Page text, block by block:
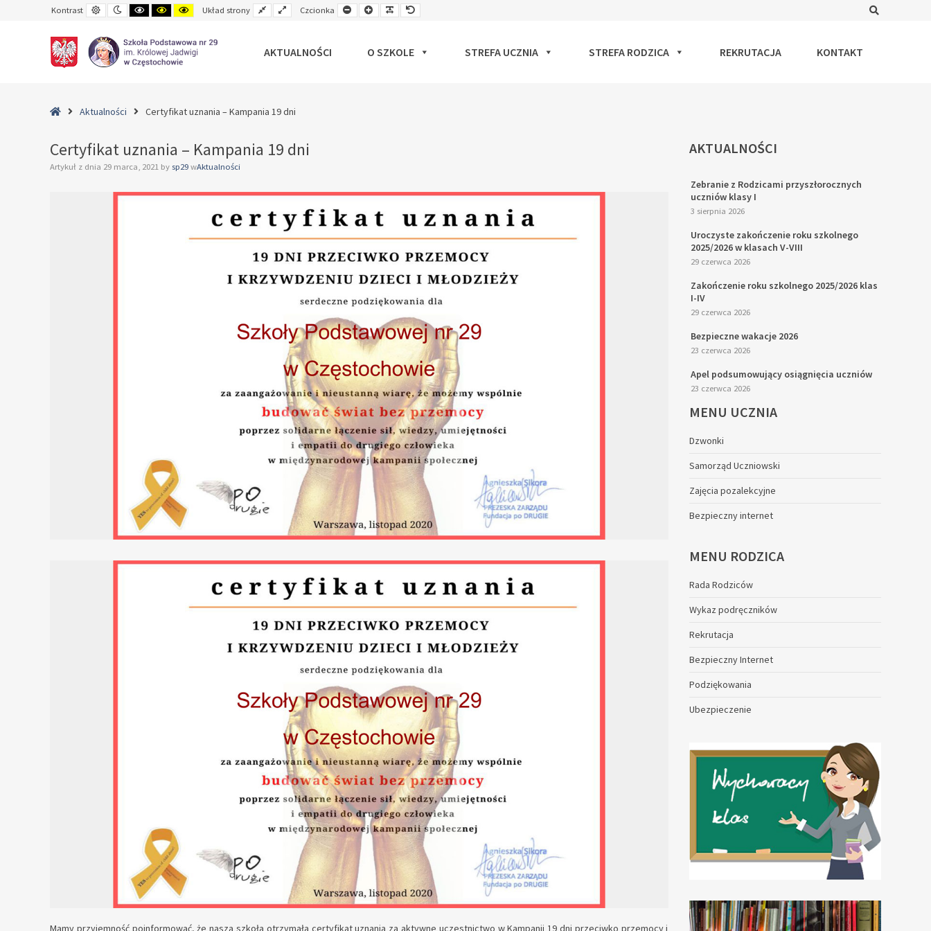
Kontrast
Default
contrast
Night
contrast
Black
and
Black
and
Yellow
and
Układ strony
Fixed
layout
Wide
layout
Czcionka
Smaller
Font
Larger
Font
Readable
Font
Default
Font
AKTUALNOŚCI O SZKOLE STREFA UCZNIA STREFA RODZICA REKRUTACJA KONTAKT
HomeAktualności Certyfikat uznania – Kampania 19 dni
Certyfikat uznania – Kampania 19 dni
Artykuł z dnia 29 marca, 2021 by sp29 wAktualności
Mamy przyjemność poinformować, że nasza szkoła otrzymała certyfikat uznania za aktywne uczestnictwo w Kampanii 19 dni przeciwko przemocy i
AKTUALNOŚCI
Zebranie z Rodzicami przyszłorocznych
uczniów klasy I
3 sierpnia 2026
Uroczyste zakończenie roku szkolnego
2025/2026 w klasach V-VIII
29 czerwca 2026
Zakończenie roku szkolnego 2025/2026 klas
I-IV
29 czerwca 2026
Bezpieczne wakacje 2026
23 czerwca 2026
Apel podsumowujący osiągnięcia uczniów
23 czerwca 2026
MENU UCZNIA
Dzwonki
Samorząd Uczniowski
Zajęcia pozalekcyjne
Bezpieczny internet
MENU RODZICA
Rada Rodziców
Wykaz podręczników
Rekrutacja
Bezpieczny Internet
Podziękowania
Ubezpieczenie